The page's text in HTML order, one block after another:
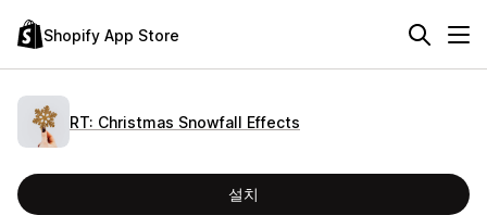
Shopify App Store
RT: Christmas Snowfall Effects
설치